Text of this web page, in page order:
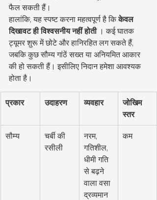
फैल सकती हैं।
हालांकि, यह स्पष्ट करना महत्वपूर्ण है कि केवल
दिखावट ही विश्वसनीय नहीं होती । कई घातक
ट्यूमर शुरू में छोटे और हानिरहित लग सकते हैं,
जबकि कुछ सौम्य गांठें सख्त या अनियमित आकार
की हो सकती हैं। इसीलिए निदान हमेशा आवश्यक
होता है।
प्रकार उदाहरण व्यवहार
जोखिम
स्तर
सौम्य
चर्बी की
रसीली
नरम,
गतिशील,
धीमी गति
से बढ़ने
वाला वसा
द्रव्यमान
कम